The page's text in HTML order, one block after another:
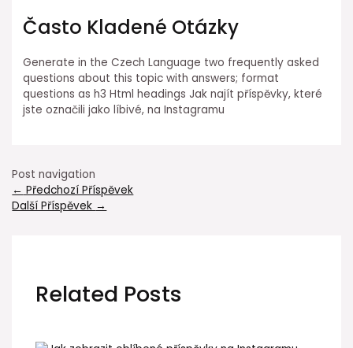
Často Kladené Otázky
Generate in the Czech Language two frequently asked
questions about this topic with answers; format
questions as h3 Html headings Jak najít příspěvky, které
jste označili jako líbivé, na Instagramu
Post navigation
← Předchozí Příspěvek
Další Příspěvek →
Related Posts